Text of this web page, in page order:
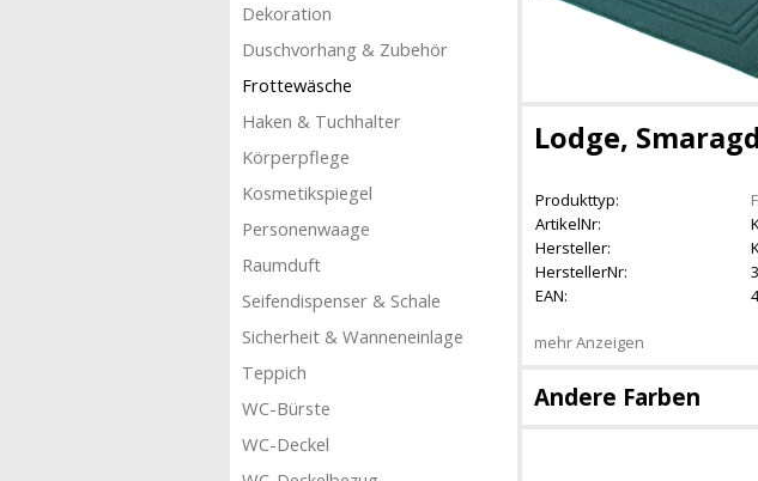
Dekoration
Duschvorhang & Zubehör
Frottewäsche
Haken & Tuchhalter
Körperpflege
Kosmetikspiegel
Personenwaage
Raumduft
Seifendispenser & Schale
Sicherheit & Wanneneinlage
Teppich
WC-Bürste
WC-Deckel
Lodge,
Produkttyp:
ArtikelNr:
Hersteller:
HerstellerNr:
EAN:
mehr Anzeigen
Andere Farben